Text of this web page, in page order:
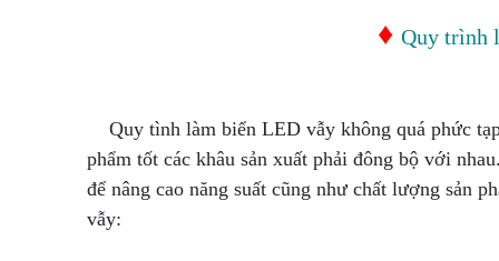
♦ Quy trình
Quy tình làm biển LED vẫy không quá phức
phẩm tốt các khâu sản xuất phải đông bộ với
để nâng cao năng suất cũng như chất lượng sản
vẫy: